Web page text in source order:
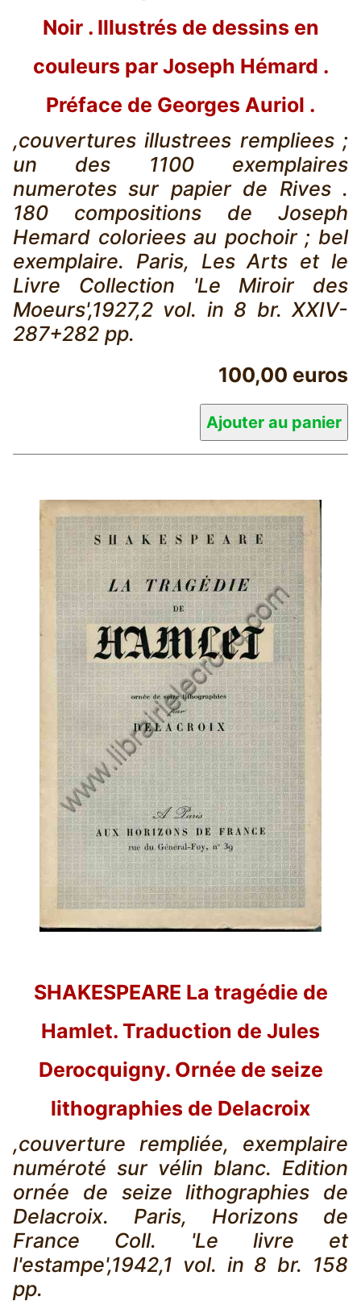
Noir . Illustrés de dessins en
couleurs par Joseph Hémard .
Préface de Georges Auriol .
,couvertures illustrees rempliees ;
un des 1100 exemplaires
numerotes sur papier de Rives .
180 compositions de Joseph
Hemard coloriees au pochoir ; bel
exemplaire. Paris, Les Arts et le
Livre Collection 'Le Miroir des
Moeurs',1927,2 vol. in 8 br. XXIV-
287+282 pp.
100,00 euros
SHAKESPEARE La tragédie de
Hamlet. Traduction de Jules
Derocquigny. Ornée de seize
lithographies de Delacroix
,couverture rempliée, exemplaire
numéroté sur vélin blanc. Edition
ornée de seize lithographies de
Delacroix. Paris, Horizons de
France Coll. 'Le livre et
l'estampe',1942,1 vol. in 8 br. 158
pp.